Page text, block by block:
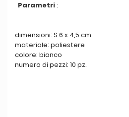
Parametri:
dimensioni: S 6 x 4,5 cm
materiale: poliestere
colore: bianco
numero di pezzi: 10 pz.